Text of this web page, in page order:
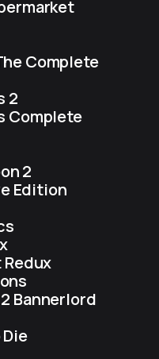
Complete
2
Complete
2
Edition
Bannerlord